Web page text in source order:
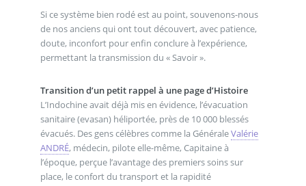
Si ce système bien rodé est au point, souvenons-nous
de nos anciens qui ont tout découvert, avec patience,
doute, inconfort pour enfin conclure à l’expérience,
permettant la transmission du « Savoir ».
Transition d’un petit rappel à une page d’Histoire
L’Indochine avait déjà mis en évidence, l’évacuation
sanitaire (evasan) héliportée, près de 10 000 blessés
évacués. Des gens célèbres comme la GénéraleValérie
ANDRÉ, médecin, pilote elle-même, Capitaine à
l’époque, perçue l’avantage des premiers soins sur
place, le confort du transport et la rapidité